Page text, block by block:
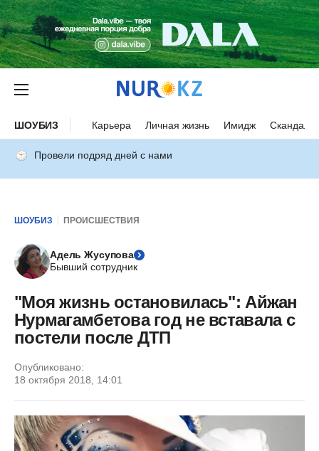
ШОУБИЗ Карьера Личная жизнь Имидж Скандалы
Провели подряд дней с нами
ШОУБИЗ ПРОИСШЕСТВИЯ
Адель Жусупова
Бывший сотрудник
"Моя жизнь остановилась": Айжан
Нурмагамбетова год не вставала с
постели после ДТП
Опубликовано:
18 октября 2018, 14:01